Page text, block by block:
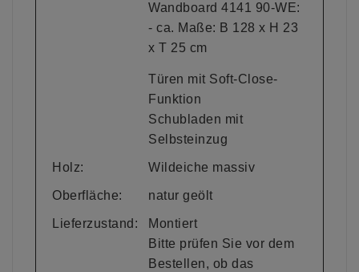
Wandboard 4141 90-WE:
- ca. Maße: B 128 x H 23
x T 25 cm
Türen mit Soft-Close-
Funktion
Schubladen mit
Selbsteinzug
Holz: Wildeiche massiv
Oberfläche: natur geölt
Lieferzustand:
Montiert
Bitte prüfen Sie vor dem
Bestellen, ob das